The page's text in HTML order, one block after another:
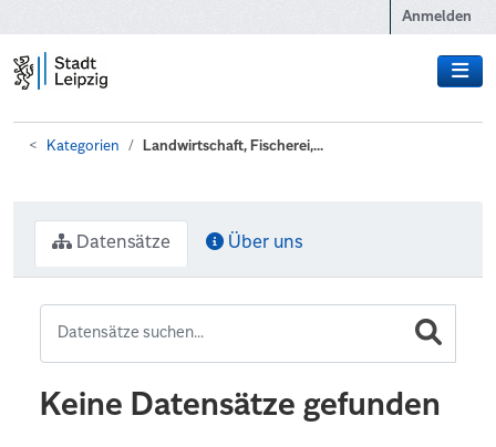
Anmelden
Kategorien Landwirtschaft, Fischerei,...
Datensätze Über uns
Keine Datensätze gefunden